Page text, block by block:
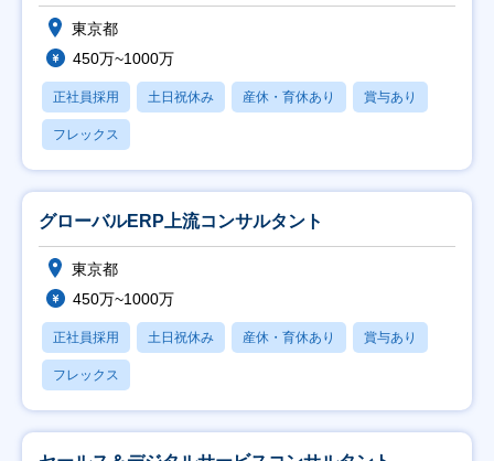
東京都
450万~1000万
正社員採用 土日祝休み 産休・育休あり 賞与あり
フレックス
グローバルERP上流コンサルタント
東京都
450万~1000万
正社員採用 土日祝休み 産休・育休あり 賞与あり
フレックス